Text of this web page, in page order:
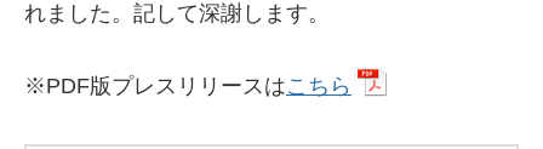
れました。記して深謝します。
※PDF版プレスリリースはこちら